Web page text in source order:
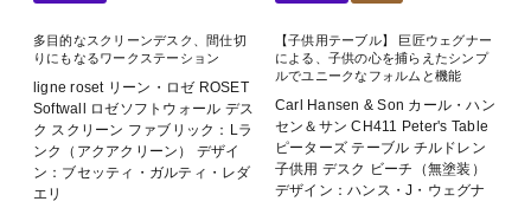
多目的なスクリーンデスク、間仕切
りにもなるワークステーション
ligne roset リーン・ロゼ ROSET
Softwall ロゼソフトウォール デス
ク スクリーン ファブリック：Lラ
ンク（アクアクリーン） デザイ
ン：ブセッティ・ガルティ・レダ
エリ
【子供用テーブル】 巨匠ウェグナー
による、子供の心を捕らえたシンプ
ルでユニークなフォルムと機能
Carl Hansen & Son カール・ハン
セン＆サン CH411 Peter's Table
ピーターズ テーブル チルドレン
子供用 デスク ビーチ（無塗装）
デザイン：ハンス・J・ウェグナ